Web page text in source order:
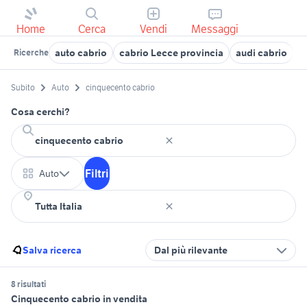
Home Cerca Vendi Messaggi
Ricerche auto cabrio cabrio Lecce provincia audi cabrio
Subito Auto cinquecento cabrio
Cosa cerchi?
Auto Filtri
Salva ricerca Dal più rilevante
8 risultati
Cinquecento cabrio in vendita